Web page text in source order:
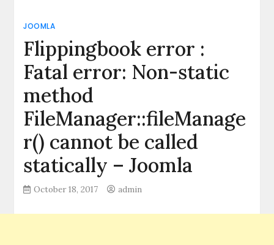
JOOMLA
Flippingbook error :
Fatal error: Non-static
method
FileManager::fileManage
r() cannot be called
statically – Joomla
October 18, 2017 admin